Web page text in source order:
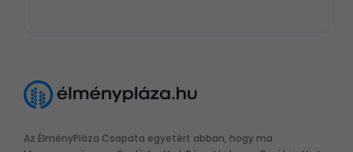
Az ÉlményPláza Csapata egyetért abban, hogy ma